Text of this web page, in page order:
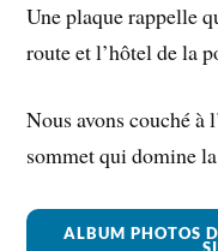
Une plaque rappelle
route et l’hôtel de la
Nous avons couché à
sommet qui domine
ALBUM PHOTOS